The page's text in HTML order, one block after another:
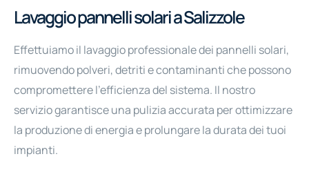
Fornitura e manutenzione cappe per cucine
Lavaggio pannelli solari a Salizzole
Effettuiamo il lavaggio professionale dei pannelli solari,
rimuovendo polveri, detriti e contaminanti che possono
compromettere l'efficienza del sistema. Il nostro
servizio garantisce una pulizia accurata per ottimizzare
la produzione di energia e prolungare la durata dei tuoi
impianti.